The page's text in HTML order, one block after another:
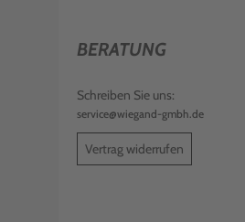
BERATUNG
Schreiben Sie uns:
service@wiegand-gmbh.de
Vertrag widerrufen